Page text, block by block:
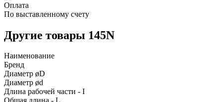
Оплата
По выставленному счету
Другие товары 145N
Наименование
Бренд
Диаметр øD
Диаметр ød
Длина рабочей части - I